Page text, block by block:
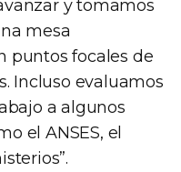
y tomamos
mesa
puntos focales de
Incluso evaluamos
a algunos
el ANSES, el